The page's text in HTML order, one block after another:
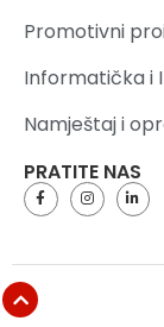
Promotivni
Informatička i
Namještaj i
PRATITE NAS